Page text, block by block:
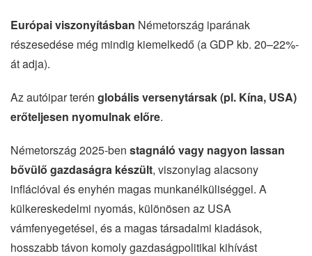
Európai viszonyításban Németország iparának
részesedése még mindig kiemelkedő (a GDP kb. 20–22%-
át adja).
Az autóipar terén globális versenytársak (pl. Kína, USA)
erőteljesen nyomulnak előre.
Németország 2025-ben stagnáló vagy nagyon lassan
bővülő gazdaságra készült, viszonylag alacsony
inflációval és enyhén magas munkanélküliséggel. A
külkereskedelmi nyomás, különösen az USA
vámfenyegetései, és a magas társadalmi kiadások,
hosszabb távon komoly gazdaságpolitikai kihívást